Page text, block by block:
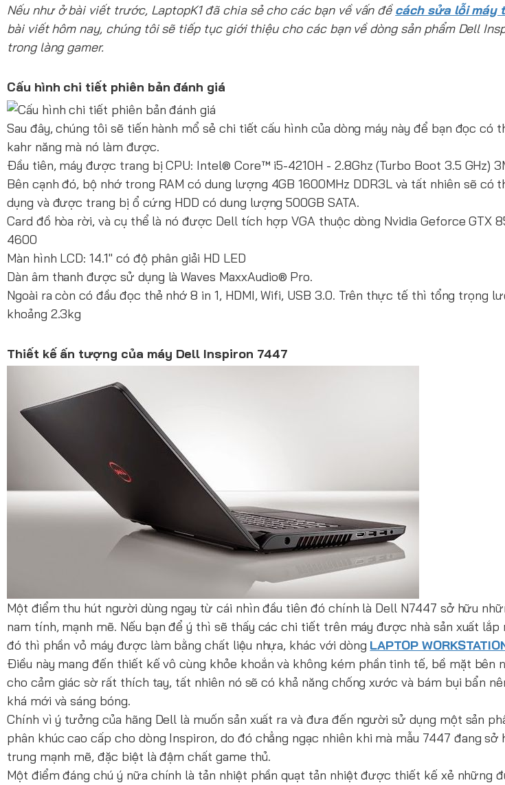
Nếu như ở bài viết trước, LaptopK1 đã chia sẻ cho các bạn về vấn đềcách sửa lỗi máy
bài viết hôm nay, chúng tôi sẽ tiếp tục giới thiệu cho các bạn về dòng sản phẩm Dell
trong làng gamer.
Cấu hình chi tiết phiên bản đánh giá
Sau đây, chúng tôi sẽ tiến hành mổ sẻ chi tiết cấu hình của dòng máy này để bạn đọc có
kahr năng mà nó làm được.
Đầu tiên, máy được trang bị CPU: Intel® Core™ i5-4210H - 2.8Ghz (Turbo Boot 3.5 GHz)
Bên cạnh đó, bộ nhớ trong RAM có dung lượng 4GB 1600MHz DDR3L và tất nhiên sẽ có
dụng và được trang bị ổ cứng HDD có dung lượng 500GB SATA.
Card đồ hòa rời, và cụ thể là nó được Dell tích hợp VGA thuộc dòng Nvidia Geforce GTX
4600
Màn hình LCD: 14.1" có độ phân giải HD LED
Dàn âm thanh được sử dụng là Waves MaxxAudio® Pro.
Ngoài ra còn có đầu đọc thẻ nhớ 8 in 1, HDMI, Wifi, USB 3.0. Trên thực tế thì tổng trọng
khoảng 2.3kg
Thiết kế ấn tượng của máy Dell Inspiron 7447
Một điểm thu hút người dùng ngay từ cái nhìn đầu tiên đó chính là Dell N7447 sở hữu
nam tính, mạnh mẽ. Nếu bạn để ý thì sẽ thấy các chi tiết trên máy được nhà sản xuất lắp
đó thì phần vỏ máy được làm bằng chất liệu nhựa, khác với dòng LAPTOP
Điều này mang đến thiết kế vô cùng khỏe khoắn và không kém phần tinh tế, bề mặt bên
cho cảm giác sờ rất thích tay, tất nhiên nó sẽ có khả năng chống xước và bám bụi bẩn
khá mới và sáng bóng.
Chính vì ý tưởng của hãng Dell là muốn sản xuất ra và đưa đến người sử dụng một sản
phân khúc cao cấp cho dòng Inspiron, do đó chẳng ngạc nhiên khi mà mẫu 7447 đang
trung mạnh mẽ, đặc biệt là đậm chất game thủ.
Một điểm đáng chú ý nữa chính là tản nhiệt phần quạt tản nhiệt được thiết kế xẻ những